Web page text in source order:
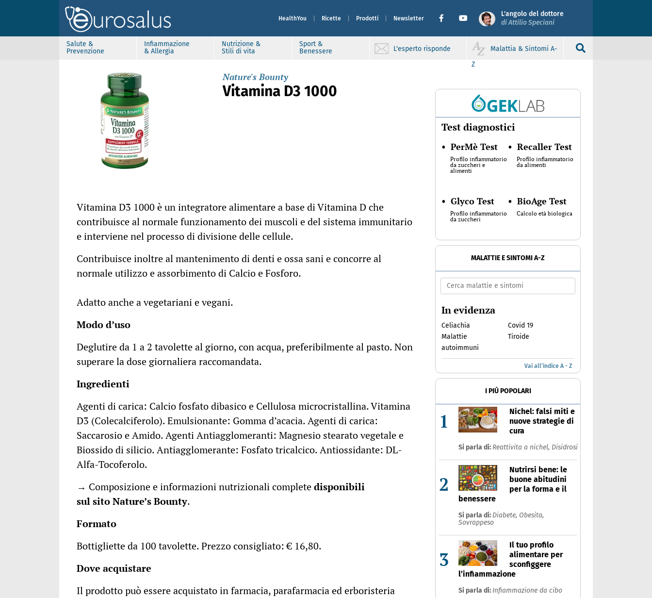
HealthYou Ricette Prodotti Newsletter
L'angolo del dottore
di Attilio Speciani
Salute &
Prevenzione
Infiammazione
& Allergia
Nutrizione &
Stili di vita
Sport &
Benessere
L'esperto risponde
Malattia & Sintomi A-
Z
Nature's Bounty
Vitamina D3 1000
Vitamina D3 1000 è un integratore alimentare a base di Vitamina D che
contribuisce al normale funzionamento dei muscoli e del sistema immunitario
e interviene nel processo di divisione delle cellule.
Contribuisce inoltre al mantenimento di denti e ossa sani e concorre al
normale utilizzo e assorbimento di Calcio e Fosforo.
Adatto anche a vegetariani e vegani.
Modo d’uso
Deglutire da 1 a 2 tavolette al giorno, con acqua, preferibilmente al pasto. Non
superare la dose giornaliera raccomandata.
Ingredienti
Agenti di carica: Calcio fosfato dibasico e Cellulosa microcristallina. Vitamina
D3 (Colecalciferolo). Emulsionante: Gomma d’acacia. Agenti di carica:
Saccarosio e Amido. Agenti Antiagglomeranti: Magnesio stearato vegetale e
Biossido di silicio. Antiagglomerante: Fosfato tricalcico. Antiossidante: DL-
Alfa-Tocoferolo.
→ Composizione e informazioni nutrizionali completedisponibili
sulsito Nature’s Bounty.
Formato
Bottigliette da 100 tavolette. Prezzo consigliato: € 16,80.
Dove acquistare
Il prodotto può essere acquistato in farmacia, parafarmacia ed erboristeria
Test diagnostici
• PerMè Test
Profilo infiammatorio
da zuccheri e
alimenti
• Recaller Test
Profilo infiammatorio
da alimenti
• Glyco Test
Profilo infiammatorio
da zuccheri
• BioAge Test
Calcolo età biologica
MALATTIE E SINTOMI A-Z
In evidenza
Celiachia
Covid 19
Malattie
autoimmuni
Tiroide
Vai all'indice A - Z
I PIÚ POPOLARI
1
Nichel: falsi miti e
nuove strategie di
cura
Si parla di: Reattivita a nichel, Disidrosi
2
Nutrirsi bene: le
buone abitudini
per la forma e il
benessere
Si parla di: Diabete, Obesita,
Sovrappeso
3
Il tuo profilo
alimentare per
sconfiggere
l’infiammazione
Si parla di: Infiammazione da cibo